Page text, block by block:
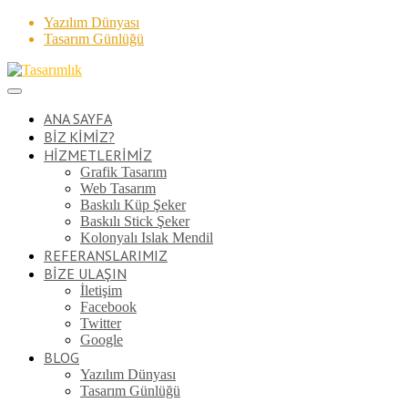
Yazılım Dünyası
Tasarım Günlüğü
ANA SAYFA
BİZ KİMİZ?
HİZMETLERİMİZ
Grafik Tasarım
Web Tasarım
Baskılı Küp Şeker
Baskılı Stick Şeker
Kolonyalı Islak Mendil
REFERANSLARIMIZ
BİZE ULAŞIN
İletişim
Facebook
Twitter
Google
BLOG
Yazılım Dünyası
Tasarım Günlüğü